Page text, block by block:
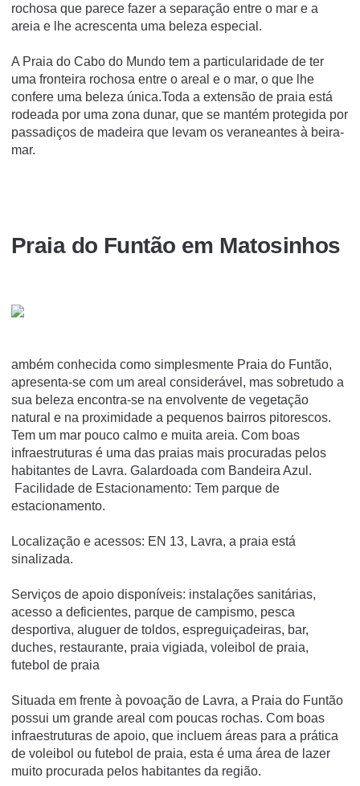
rochosa que parece fazer a separação entre o mar e a
areia e lhe acrescenta uma beleza especial.
A Praia do Cabo do Mundo tem a particularidade de ter
uma fronteira rochosa entre o areal e o mar, o que lhe
confere uma beleza única.Toda a extensão de praia está
rodeada por uma zona dunar, que se mantém protegida por
passadiços de madeira que levam os veraneantes à beira-
mar.
Praia do Funtão em Matosinhos
ambém conhecida como simplesmente Praia do Funtão,
apresenta-se com um areal considerável, mas sobretudo a
sua beleza encontra-se na envolvente de vegetação
natural e na proximidade a pequenos bairros pitorescos.
Tem um mar pouco calmo e muita areia. Com boas
infraestruturas é uma das praias mais procuradas pelos
habitantes de Lavra. Galardoada com Bandeira Azul.
Facilidade de Estacionamento: Tem parque de
estacionamento.
Localização e acessos: EN 13, Lavra, a praia está
sinalizada.
Serviços de apoio disponíveis: instalações sanitárias,
acesso a deficientes, parque de campismo, pesca
desportiva, aluguer de toldos, espreguiçadeiras, bar,
duches, restaurante, praia vigiada, voleibol de praia,
futebol de praia
Situada em frente à povoação de Lavra, a Praia do Funtão
possui um grande areal com poucas rochas. Com boas
infraestruturas de apoio, que incluem áreas para a prática
de voleibol ou futebol de praia, esta é uma área de lazer
muito procurada pelos habitantes da região.